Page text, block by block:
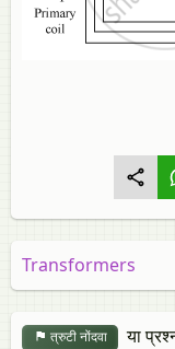
Transformers
त्रुटी नोंदवा या